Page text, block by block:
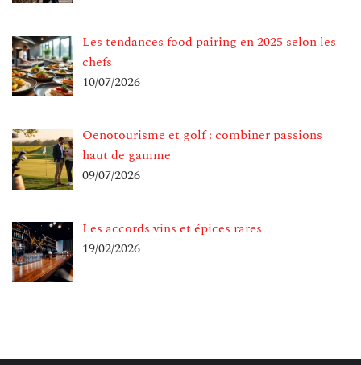
Les tendances food pairing en 2025 selon les
chefs
10/07/2026
Oenotourisme et golf : combiner passions
haut de gamme
09/07/2026
Les accords vins et épices rares
19/02/2026